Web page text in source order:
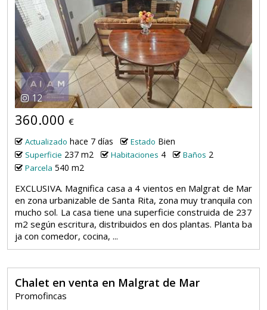
12
360.000 €
Actualizado hace 7 días Estado Bien
Superficie 237 m2 Habitaciones 4 Baños 2
Parcela 540 m2
EXCLUSIVA. Magnifica casa a 4 vientos en Malgrat de Mar
en zona urbanizable de Santa Rita, zona muy tranquila con
mucho sol. La casa tiene una superficie construida de 237
m2 según escritura, distribuidos en dos plantas. Planta ba
ja con comedor, cocina, ...
Chalet en venta en Malgrat de Mar
Promofincas